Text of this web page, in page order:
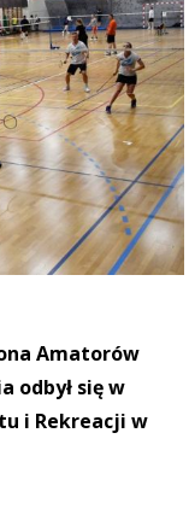
Amatorów
odbył się w
i Rekreacji w